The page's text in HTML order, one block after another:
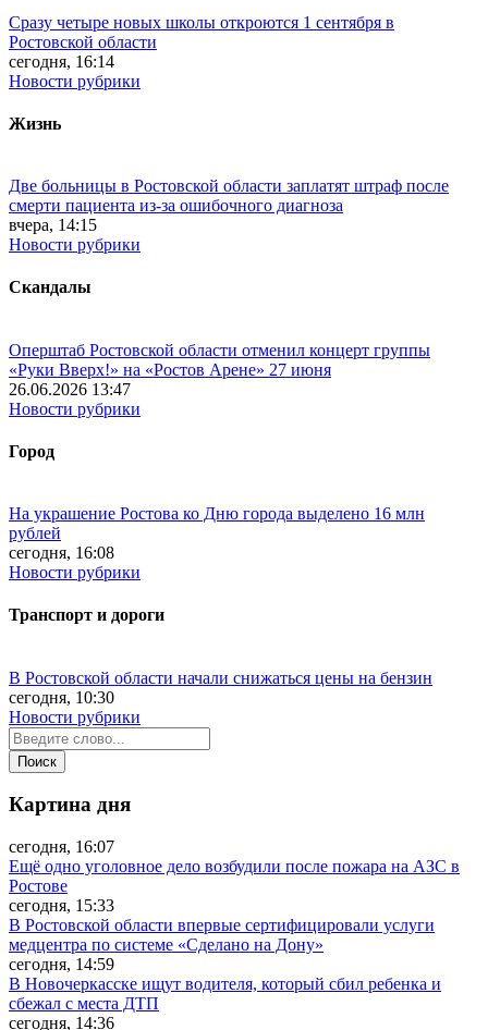
Сразу четыре новых школы откроются 1 сентября в
Ростовской области
сегодня, 16:14
Новости рубрики
Жизнь
Две больницы в Ростовской области заплатят штраф после
смерти пациента из-за ошибочного диагноза
вчера, 14:15
Новости рубрики
Скандалы
Оперштаб Ростовской области отменил концерт группы
«Руки Вверх!» на «Ростов Арене» 27 июня
26.06.2026 13:47
Новости рубрики
Город
На украшение Ростова ко Дню города выделено 16 млн
рублей
сегодня, 16:08
Новости рубрики
Транспорт и дороги
В Ростовской области начали снижаться цены на бензин
сегодня, 10:30
Новости рубрики
Картина дня
сегодня, 16:07
Ещё одно уголовное дело возбудили после пожара на АЗС в
Ростове
сегодня, 15:33
В Ростовской области впервые сертифицировали услуги
медцентра по системе «Сделано на Дону»
сегодня, 14:59
В Новочеркасске ищут водителя, который сбил ребенка и
сбежал с места ДТП
сегодня, 14:36